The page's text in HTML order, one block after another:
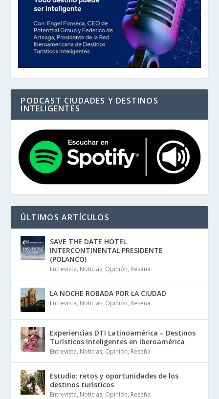
PODCAST CIUDADES Y DESTINOS
INTELIGENTES
ÚLTIMOS ARTÍCULOS
SAVE THE DATE HOTEL
INTERCONTINENTAL PRESIDENTE
(POLANCO)
Entrevista, Noticias, Opinión, Reseña
LA NOCHE ROBADA POR LA CIUDAD
Entrevista, Noticias, Opinión, Reseña
Experiencias DTI Latinoamérica – Destinos
Turísticos Inteligentes en Iberoamérica
Entrevista, Noticias, Opinión, Reseña
Estudio: retos y oportunidades de los
destinos turísticos
Entrevista, Noticias, Opinión, Reseña